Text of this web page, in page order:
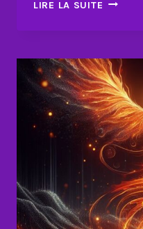
LIRE LA SUITE
DESSINE
QUI
TE
FAIT
VIBRER